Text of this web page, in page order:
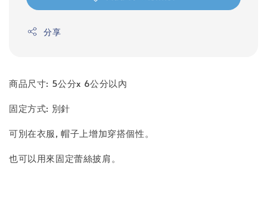
分享
商品尺寸: 5公分x 6公分以內
固定方式: 別針
可別在衣服, 帽子上增加穿搭個性。
也可以用來固定蕾絲披肩。